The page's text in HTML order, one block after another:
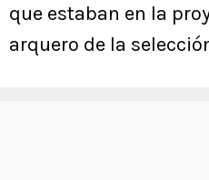
que estaban en la
arquero de la